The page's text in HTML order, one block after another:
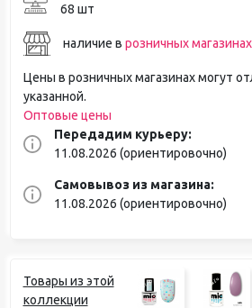
68 шт
наличие в розничных магазинах
Цены в розничных магазинах могут
указанной.
Оптовые цены
Передадим курьеру:
11.08.2026 (ориентировочно)
Самовывоз из магазина:
11.08.2026 (ориентировочно)
Товары из этой
коллекции